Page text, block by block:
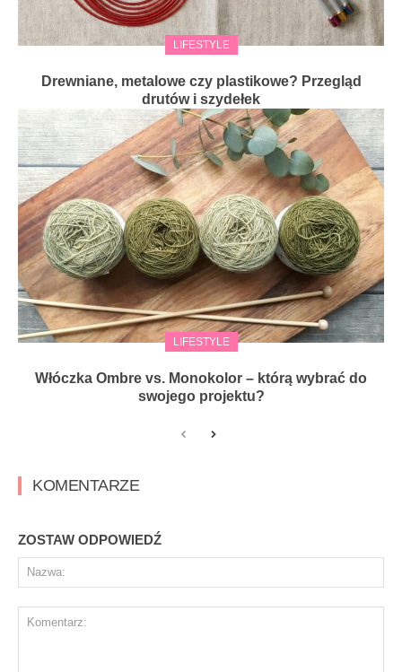
LIFESTYLE
Drewniane, metalowe czy plastikowe? Przegląd
drutów i szydełek
LIFESTYLE
Włóczka Ombre vs. Monokolor – którą wybrać do
swojego projektu?
KOMENTARZE
ZOSTAW ODPOWIEDŹ